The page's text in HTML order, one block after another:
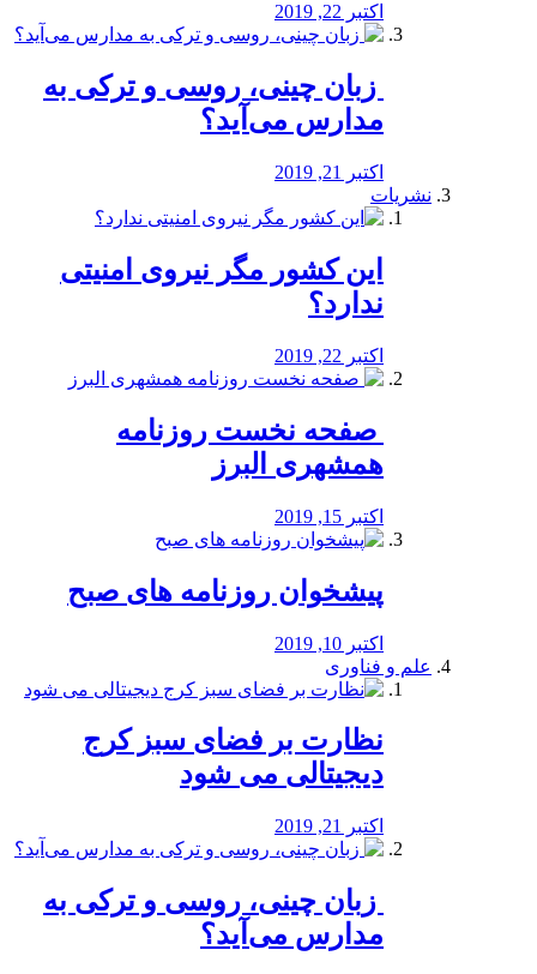
اکتبر 22, 2019
️ زبان چینی، روسی و ترکی به
مدارس می‌آید؟
اکتبر 21, 2019
نشریات
این کشور مگر نیروی امنیتی
ندارد؟
اکتبر 22, 2019
️ صفحه نخست روزنامه‌
همشهری البرز
اکتبر 15, 2019
پیشخوان روزنامه های صبح
اکتبر 10, 2019
علم و فناوری
نظارت بر فضای سبز کرج
دیجیتالی می شود
اکتبر 21, 2019
️ زبان چینی، روسی و ترکی به
مدارس می‌آید؟